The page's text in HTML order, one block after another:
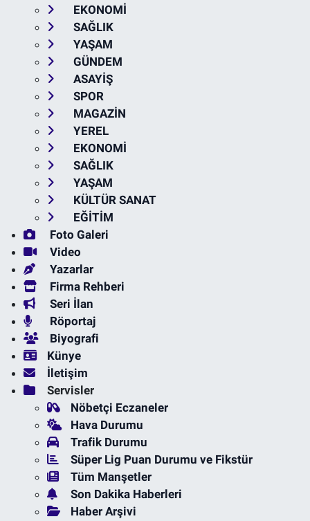
EKONOMİ
SAĞLIK
YAŞAM
GÜNDEM
ASAYİŞ
SPOR
MAGAZİN
YEREL
EKONOMİ
SAĞLIK
YAŞAM
KÜLTÜR SANAT
EĞİTİM
Foto Galeri
Video
Yazarlar
Firma Rehberi
Seri İlan
Röportaj
Biyografi
Künye
İletişim
Servisler
Nöbetçi Eczaneler
Hava Durumu
Trafik Durumu
Süper Lig Puan Durumu ve Fikstür
Tüm Manşetler
Son Dakika Haberleri
Haber Arşivi